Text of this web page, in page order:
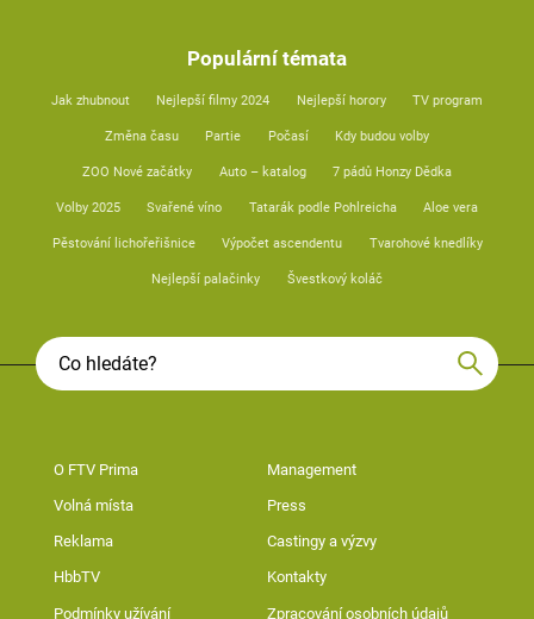
Populární témata
Jak zhubnout Nejlepší filmy 2024 Nejlepší horory TV program
Změna času Partie Počasí Kdy budou volby
ZOO Nové začátky Auto – katalog 7 pádů Honzy Dědka
Volby 2025 Svařené víno Tatarák podle Pohlreicha Aloe vera
Pěstování lichořeřišnice Výpočet ascendentu Tvarohové knedlíky
Nejlepší palačinky Švestkový koláč
O FTV Prima Management
Volná místa Press
Reklama Castingy a výzvy
HbbTV Kontakty
Podmínky užívání Zpracování osobních údajů